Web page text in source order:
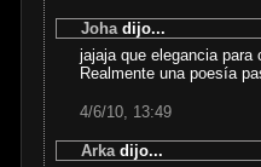
Joha dijo...
jajaja que elegancia
Realmente una poesía
4/6/10, 13:49
Arka dijo...